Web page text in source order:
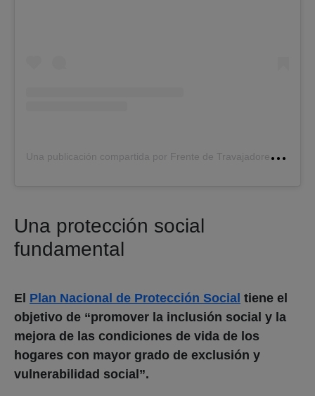
U
na publicación compartida por Frente de Travajadores TTNB en el Estado (@ttnbenelestado)
Una protección social
fundamental
El Plan Nacional de Protección Social tiene el
objetivo de “promover la inclusión social y la
mejora de las condiciones de vida de los
hogares con mayor grado de exclusión y
vulnerabilidad social”.